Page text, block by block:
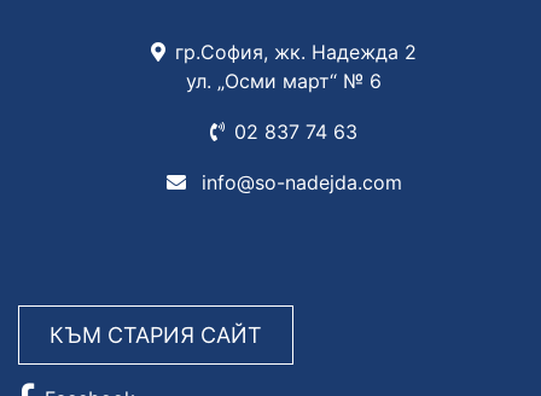
гр.София, жк. Надежда 2
ул. „Осми март“ № 6
02 837 74 63
info@so-nadejda.com
КЪМ СТАРИЯ САЙТ